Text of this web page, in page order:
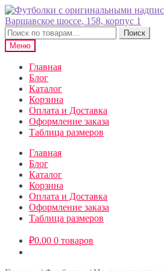
Перейти
к
навигации
Перейти
к
содержимому
Искать:
Поиск
Меню
Главная
Блог
Каталог
Корзина
Оплата и Доставка
Оформление заказа
Таблица размеров
Главная
Блог
Каталог
Корзина
Оплата и Доставка
Оформление заказа
Таблица размеров
₽0.00 0 товаров